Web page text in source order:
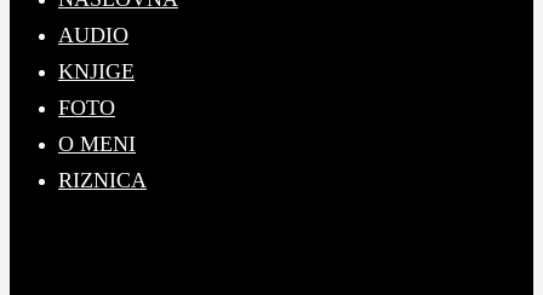
AUDIO
KNJIGE
FOTO
O MENI
RIZNICA